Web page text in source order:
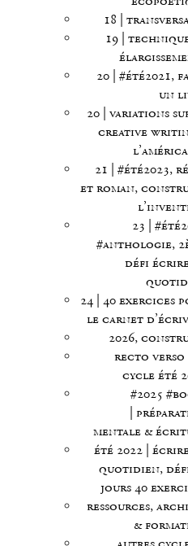
18 |
19 |
20 | #été2021,
un
20 | variations
creative
21 | #été2023,
et roman,
23 |
#anthologie,
défi
24 | 40 exercices
le carnet
2026,
recto verso
cycle été
#2025
|
mentale &
été 2022 |
quotidien,
jours 40
ressources,
&